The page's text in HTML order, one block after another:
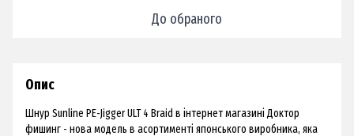
До обраного
Опис
Шнур Sunline PE-Jigger ULT 4 Braid в інтернет магазині Доктор
фишинг - нова модель в асортименті японського виробника, яка